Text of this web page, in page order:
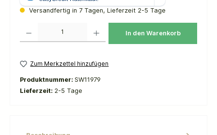
Versandfertig in 7 Tagen, Lieferzeit 2-5 Tage
In den Warenkorb
Zum Merkzettel hinzufügen
Produktnummer: SW11979
Lieferzeit: 2-5 Tage